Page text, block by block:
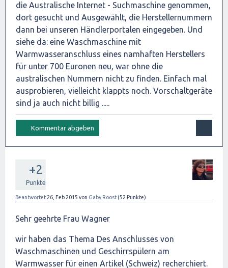
die Australische Internet - Suchmaschine genommen,
dort gesucht und Ausgewählt, die Herstellernummern
dann bei unseren Händlerportalen eingegeben. Und
siehe da: eine Waschmaschine mit
Warmwasseranschluss eines namhaften Herstellers
für unter 700 Euronen neu, war ohne die
australischen Nummern nicht zu finden. Einfach mal
ausprobieren, vielleicht klappts noch. Vorschaltgeräte
sind ja auch nicht billig .....
+2
Punkte
Beantwortet 26, Feb 2015 von Gaby Roost (52 Punkte)
Sehr geehrte Frau Wagner
wir haben das Thema Des Anschlusses von
Waschmaschinen und Geschirrspülern am
Warmwasser für einen Artikel (Schweiz) recherchiert.